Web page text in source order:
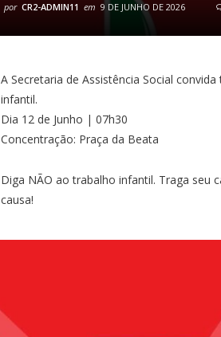
por CR2-ADMIN11 em 9 DE JUNHO DE 2026
A Secretaria de Assistência Social
infantil.
Dia 12 de Junho | 07h30
Concentração: Praça da Beata
Diga NÃO ao trabalho infantil. Traga seu
causa!